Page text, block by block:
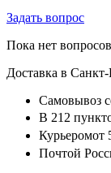
Задать вопрос
Пока нет
Доставка в Санкт-
Самовывоз
В 212
Курьеромот
Почтой